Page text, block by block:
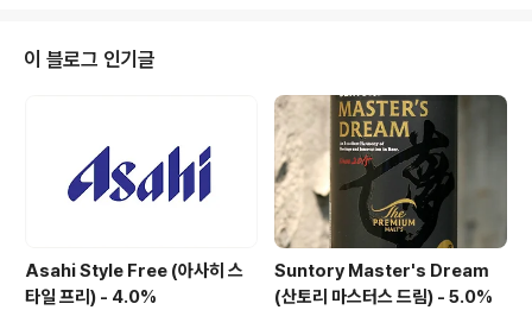
기준 영문 홈페이지에만등장하는 맥주이며, 프랑스어 홈페
이지에는갑자기 사라지는 알 수 없는 타입의 맥주로, 목적
자체가 수출용으로 만들어진 제품 같습니다. 유일하게 스
타일을 확인 할 수 있는 사이트는Untappd 로 벨기에 블론
드 에일이라 하지만.. 영문판 홈피이지 기준, 맛에 관한 설
명을 보면벨기에 ..
이 블로그 인기글
Asahi Style Free (아사히 스
타일 프리) - 4.0%
Suntory Master's Dream
(산토리 마스터스 드림) - 5.0%